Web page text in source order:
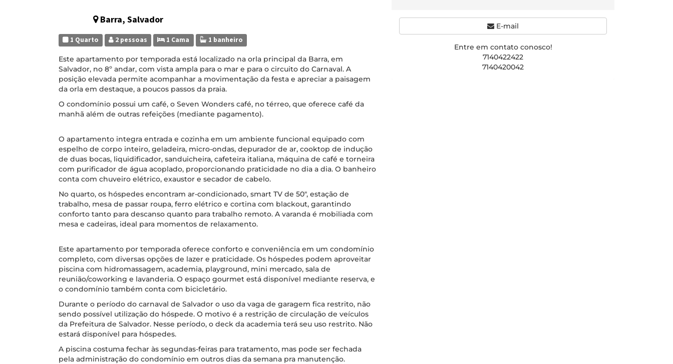
Barra, Salvador
1 Quarto 2 pessoas 1 Cama 1 banheiro
Este apartamento por temporada está localizado na orla principal da Barra, em
Salvador, no 8º andar, com vista ampla para o mar e para o circuito do Carnaval. A
posição elevada permite acompanhar a movimentação da festa e apreciar a paisagem
da orla em destaque, a poucos passos da praia.
O condomínio possui um café, o Seven Wonders café, no térreo, que oferece café da
manhã além de outras refeições (mediante pagamento).
O apartamento integra entrada e cozinha em um ambiente funcional equipado com
espelho de corpo inteiro, geladeira, micro-ondas, depurador de ar, cooktop de indução
de duas bocas, liquidificador, sanduicheira, cafeteira italiana, máquina de café e torneira
com purificador de água acoplado, proporcionando praticidade no dia a dia. O banheiro
conta com chuveiro elétrico, exaustor e secador de cabelo.
No quarto, os hóspedes encontram ar-condicionado, smart TV de 50", estação de
trabalho, mesa de passar roupa, ferro elétrico e cortina com blackout, garantindo
conforto tanto para descanso quanto para trabalho remoto. A varanda é mobiliada com
mesa e cadeiras, ideal para momentos de relaxamento.
Este apartamento por temporada oferece conforto e conveniência em um condomínio
completo, com diversas opções de lazer e praticidade. Os hóspedes podem aproveitar
piscina com hidromassagem, academia, playground, mini mercado, sala de
reunião/coworking e lavanderia. O espaço gourmet está disponível mediante reserva, e
o condomínio também conta com bicicletário.
Durante o período do carnaval de Salvador o uso da vaga de garagem fica restrito, não
sendo possível utilização do hóspede. O motivo é a restrição de circulação de veículos
da Prefeitura de Salvador. Nesse período, o deck da academia terá seu uso restrito. Não
estará disponível para hóspedes.
A piscina costuma fechar às segundas-feiras para tratamento, mas pode ser fechada
pela administração do condomínio em outros dias da semana pra manutenção.
E-mail
Entre em contato conosco!
7140422422
7140420042